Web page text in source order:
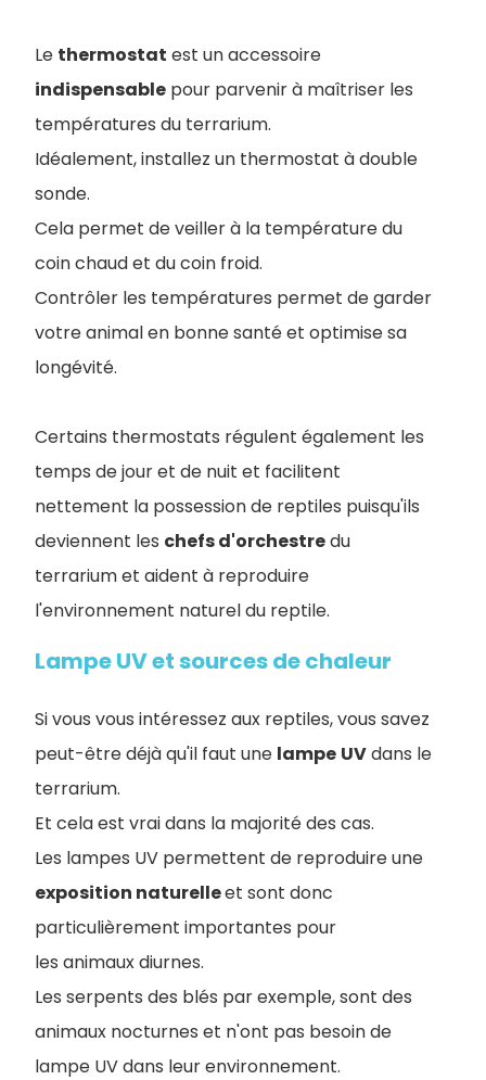
Le thermostat est un accessoire
indispensable pour parvenir à maîtriser les
températures du terrarium.
Idéalement, installez un thermostat à double
sonde.
Cela permet de veiller à la température du
coin chaud et du coin froid.
Contrôler les températures permet de garder
votre animal en bonne santé et optimise sa
longévité.
Certains thermostats régulent également les
temps de jour et de nuit et facilitent
nettement la possession de reptiles puisqu'ils
deviennent les chefs d'orchestredu
terrarium et aident à reproduire
l'environnement naturel du reptile.
Lampe UV et sources de chaleur
Si vous vous intéressez aux reptiles, vous savez
peut-être déjà qu'il faut une lampe UVdans le
terrarium.
Et cela est vrai dans la majorité des cas.
Les lampes UV permettent de reproduire une
exposition naturelleet sont donc
particulièrement importantes pour
les animaux diurnes.
Les serpents des blés par exemple, sont des
animaux nocturnes et n'ont pas besoin de
lampe UV dans leur environnement.